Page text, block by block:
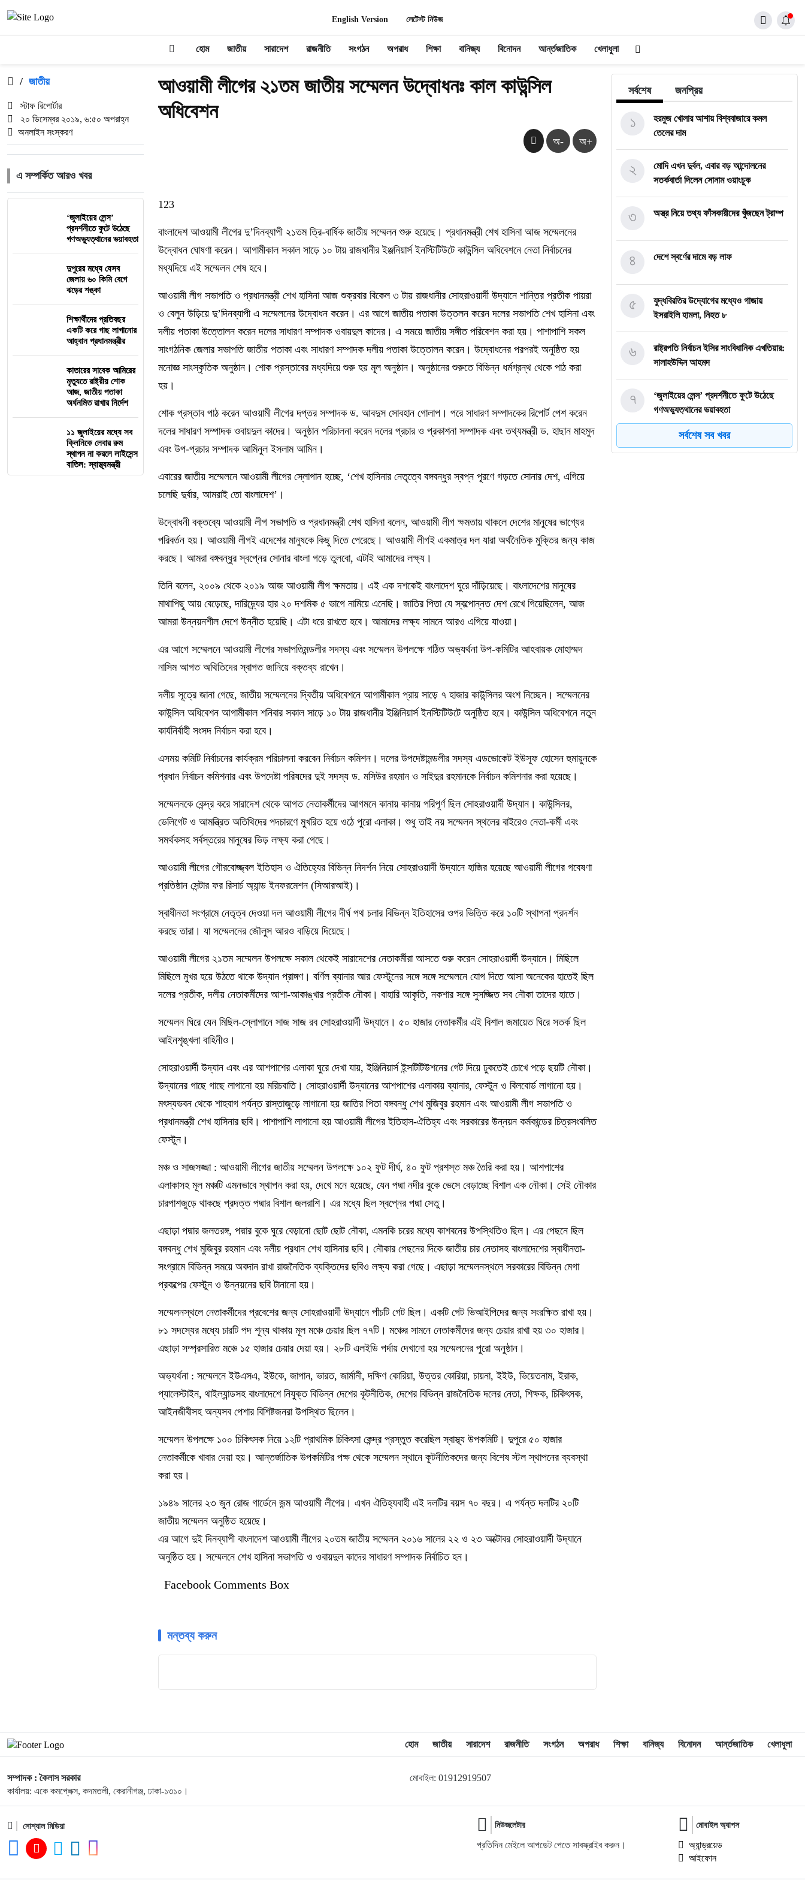
English Version লেটেস্ট নিউজ
হোম জাতীয় সারাদেশ রাজনীতি সংগঠন অপরাধ শিক্ষা বানিজ্য বিনোদন আর্ন্তজাতিক খেলাধুলা
/ জাতীয়
স্টাফ রিপোর্টার
২০ ডিসেম্বর ২০১৯, ৬:৫০ অপরাহ্ন
অনলাইন সংস্করণ
এ সম্পর্কিত আরও খবর
‘জুলাইয়ের লেন্স’
প্রদর্শনীতে ফুটে উঠেছে
গণঅভ্যুত্থানের ভয়াবহতা
দুপুরের মধ্যে যেসব
জেলায় ৬০ কিমি বেগে
ঝড়ের শঙ্কা
শিক্ষার্থীদের প্রতিবছর
একটি করে গাছ লাগানোর
আহ্বান প্রধানমন্ত্রীর
কাতারের সাবেক আমিরের
মৃত্যুতে রাষ্ট্রীয় শোক
আজ, জাতীয় পতাকা
অর্ধনমিত রাখার নির্দেশ
১১ জুলাইয়ের মধ্যে সব
ক্লিনিকে লেবার রুম
স্থাপন না করলে লাইসেন্স
বাতিল: স্বাস্থ্যমন্ত্রী
আওয়ামী লীগের ২১তম জাতীয় সম্মেলন উদ্বোধনঃ কাল কাউন্সিল
অধিবেশন
অ- অ+
123
বাংলাদেশ আওয়ামী লীগের দু’দিনব্যাপী ২১তম ত্রি-বার্ষিক জাতীয় সম্মেলন শুরু হয়েছে। প্রধানমন্ত্রী শেখ হাসিনা আজ সম্মেলনের
উদ্বোধন ঘোষণা করেন। আগামীকাল সকাল সাড়ে ১০ টায় রাজধানীর ইঞ্জনিয়ার্স ইনস্টিটিউটে কাউন্সিল অধিবেশনে নেতা নির্বাচনের
মধ্যদিয়ে এই সম্মেলন শেষ হবে।
আওয়ামী লীগ সভাপতি ও প্রধানমন্ত্রী শেখ হাসিনা আজ শুক্রবার বিকেল ৩ টায় রাজধানীর সোহরাওয়ার্দী উদ্যানে শান্তির প্রতীক পায়রা
ও বেলুন উড়িয়ে দু’দিনব্যাপী এ সম্মেলনের উদ্বোধন করেন। এর আগে জাতীয় পতাকা উত্তলন করেন দলের সভাপতি শেখ হাসিনা এবং
দলীয় পতাকা উত্তোলন করেন দলের সাধারণ সম্পাদক ওবায়দুল কাদের। এ সময়ে জাতীয় সঙ্গীত পরিবেশন করা হয়। পাশাপাশি সকল
সাংগঠনিক জেলার সভাপতি জাতীয় পতাকা এবং সাধারণ সম্পাদক দলীয় পতাকা উত্তোলন করেন। উদ্বোধনের পরপরই অনুষ্ঠিত হয়
মনোজ্ঞ সাংস্কৃতিক অনুষ্ঠান। শোক প্রস্তাবের মধ্যদিয়ে শুরু হয় মূল অনুষ্ঠান। অনুষ্ঠানের শুরুতে বিভিন্ন ধর্মগ্রন্থ থেকে পাঠ করা
হয়।
শোক প্রস্তাব পাঠ করেন আওয়ামী লীগের দপ্তর সম্পাদক ড. আবদুস সোবহান গোলাপ। পরে সাধারণ সম্পাদকের রিপোর্ট পেশ করেন
দলের সাধারণ সম্পাদক ওবায়দুল কাদের। অনুষ্ঠান পরিচালনা করেন দলের প্রচার ও প্রকাশনা সম্পাদক এবং তথ্যমন্ত্রী ড. হাছান মাহমুদ
এবং উপ-প্রচার সম্পাদক আমিনুল ইসলাম আমিন।
এবারের জাতীয় সম্মেলনে আওয়ামী লীগের স্লোগান হচ্ছে, ‘শেখ হাসিনার নেতৃত্বে বঙ্গবন্ধুর স্বপ্ন পূরণে গড়তে সোনার দেশ, এগিয়ে
চলেছি দুর্বার, আমরাই তো বাংলাদেশ’।
উদ্বোধনী বক্তব্যে আওয়ামী লীগ সভাপতি ও প্রধানমন্ত্রী শেখ হাসিনা বলেন, আওয়ামী লীগ ক্ষমতায় থাকলে দেশের মানুষের ভাগ্যের
পরিবর্তন হয়। আওয়ামী লীগই এদেশের মানুষকে কিছু দিতে পেরেছে। আওয়ামী লীগই একমাত্র দল যারা অর্থনৈতিক মুক্তির জন্য কাজ
করছে। আমরা বঙ্গবন্ধুর স্বপ্নের সোনার বাংলা গড়ে তুলবো, এটাই আমাদের লক্ষ্য।
তিনি বলেন, ২০০৯ থেকে ২০১৯ আজ আওয়ামী লীগ ক্ষমতায়। এই এক দশকেই বাংলাদেশ ঘুরে দাঁড়িয়েছে। বাংলাদেশের মানুষের
মাথাপিছু আয় বেড়েছে, দারিদ্র্যের হার ২০ দশমিক ৫ ভাগে নামিয়ে এনেছি। জাতির পিতা যে স্বল্পোন্নত দেশ রেখে গিয়েছিলেন, আজ
আমরা উন্নয়নশীল দেশে উন্নীত হয়েছি। এটা ধরে রাখতে হবে। আমাদের লক্ষ্য সামনে আরও এগিয়ে যাওয়া।
এর আগে সম্মেলনে আওয়ামী লীগের সভাপতিমন্ডলীর সদস্য এবং সম্মেলন উপলক্ষে গঠিত অভ্যর্থনা উপ-কমিটির আহবায়ক মোহাম্মদ
নাসিম আগত অথিতিদের স্বাগত জানিয়ে বক্তব্য রাখেন।
দলীয় সূত্রে জানা গেছে, জাতীয় সম্মেলনের দ্বিতীয় অধিবেশনে আগামীকাল প্রায় সাড়ে ৭ হাজার কাউন্সিলর অংশ নিচ্ছেন। সম্মেলনের
কাউন্সিল অধিবেশন আগামীকাল শনিবার সকাল সাড়ে ১০ টায় রাজধানীর ইঞ্জিনিয়ার্স ইনস্টিটিউটে অনুষ্ঠিত হবে। কাউন্সিল অধিবেশনে নতুন
কার্যনির্বাহী সংসদ নির্বাচন করা হবে।
এসময় কমিটি নির্বাচনের কার্যক্রম পরিচালনা করবেন নির্বাচন কমিশন। দলের উপদেষ্টামন্ডলীর সদস্য এডভোকেট ইউসূফ হোসেন হুমায়ুনকে
প্রধান নির্বাচন কমিশনার এবং উপদেষ্টা পরিষদের দুই সদস্য ড. মসিউর রহমান ও সাইদুর রহমানকে নির্বাচন কমিশনার করা হয়েছে।
সম্মেলনকে কেন্দ্র করে সারাদেশ থেকে আগত নেতাকর্মীদের আগমনে কানায় কানায় পরিপূর্ণ ছিল সোহরাওয়ার্দী উদ্যান। কাউন্সিলর,
ডেলিগেট ও আমন্ত্রিত অতিথিদের পদচারণে মুখরিত হয়ে ওঠে পুরো এলাকা। শুধু তাই নয় সম্মেলন স্থলের বাইরেও নেতা-কর্মী এবং
সমর্থকসহ সর্বস্তরের মানুষের ভিড় লক্ষ্য করা গেছে।
আওয়ামী লীগের গৌরবোজ্জ্বল ইতিহাস ও ঐতিহ্যের বিভিন্ন নিদর্শন নিয়ে সোহরাওয়ার্দী উদ্যানে হাজির হয়েছে আওয়ামী লীগের গবেষণা
প্রতিষ্ঠান সেন্টার ফর রিসার্চ অ্যান্ড ইনফরমেশন (সিআরআই)।
স্বাধীনতা সংগ্রামে নেতৃত্ব দেওয়া দল আওয়ামী লীগের দীর্ঘ পথ চলার বিভিন্ন ইতিহাসের ওপর ভিত্তি করে ১০টি স্থাপনা প্রদর্শন
করছে তারা। যা সম্মেলনের জৌলুস আরও বাড়িয়ে দিয়েছে।
আওয়ামী লীগের ২১তম সম্মেলন উপলক্ষে সকাল থেকেই সারাদেশের নেতাকর্মীরা আসতে শুরু করেন সোহরাওয়ার্দী উদ্যানে। মিছিলে
মিছিলে মুখর হয়ে উঠতে থাকে উদ্যান প্রাঙ্গণ। বর্ণিল ব্যানার আর ফেস্টুনের সঙ্গে সঙ্গে সম্মেলনে যোগ দিতে আসা অনেকের হাতেই ছিল
দলের প্রতীক, দলীয় নেতাকর্মীদের আশা-আকাঙ্খার প্রতীক নৌকা। বাহারি আকৃতি, নকশার সঙ্গে সুসজ্জিত সব নৌকা তাদের হাতে।
সম্মেলন ঘিরে যেন মিছিল-স্লোগানে সাজ সাজ রব সোহরাওয়ার্দী উদ্যানে। ৫০ হাজার নেতাকর্মীর এই বিশাল জমায়েত ঘিরে সতর্ক ছিল
আইনশৃঙ্খলা বাহিনীও।
সোহরাওয়ার্দী উদ্যান এবং এর আশপাশের এলাকা ঘুরে দেখা যায়, ইঞ্জিনিয়ার্স ইন্সটিটিউশনের গেট দিয়ে ঢুকতেই চোখে পড়ে ছয়টি নৌকা।
উদ্যানের গাছে গাছে লাগানো হয় মরিচবাতি। সোহরাওয়ার্দী উদ্যানের আশপাশের এলাকায় ব্যানার, ফেস্টুন ও বিলবোর্ড লাগানো হয়।
মৎস্যভবন থেকে শাহবাগ পর্যন্ত রাস্তাজুড়ে লাগানো হয় জাতির পিতা বঙ্গবন্ধু শেখ মুজিবুর রহমান এবং আওয়ামী লীগ সভাপতি ও
প্রধানমন্ত্রী শেখ হাসিনার ছবি। পাশাপাশি লাগানো হয় আওয়ামী লীগের ইতিহাস-ঐতিহ্য এবং সরকারের উন্নয়ন কর্মকান্ডের চিত্রসংবলিত
ফেস্টুন।
মঞ্চ ও সাজসজ্জা : আওয়ামী লীগের জাতীয় সম্মেলন উপলক্ষে ১০২ ফুট দীর্ঘ, ৪০ ফুট প্রশস্ত মঞ্চ তৈরি করা হয়। আশপাশের
এলাকাসহ মূল মঞ্চটি এমনভাবে স্থাপন করা হয়, দেখে মনে হয়েছে, যেন পদ্মা নদীর বুকে ভেসে বেড়াচ্ছে বিশাল এক নৌকা। সেই নৌকার
চারপাশজুড়ে থাকছে প্রদত্ত পদ্মার বিশাল জলরাশি। এর মধ্যে ছিল স্বপ্নের পদ্মা সেতু।
এছাড়া পদ্মার জলতরঙ্গ, পদ্মার বুকে ঘুরে বেড়ানো ছোট ছোট নৌকা, এমনকি চরের মধ্যে কাশবনের উপস্থিতিও ছিল। এর পেছনে ছিল
বঙ্গবন্ধু শেখ মুজিবুর রহমান এবং দলীয় প্রধান শেখ হাসিনার ছবি। নৌকার পেছনের দিকে জাতীয় চার নেতাসহ বাংলাদেশের স্বাধীনতা-
সংগ্রামে বিভিন্ন সময়ে অবদান রাখা রাজনৈতিক ব্যক্তিদের ছবিও লক্ষ্য করা গেছে। এছাড়া সম্মেলনস্থলে সরকারের বিভিন্ন মেগা
প্রকল্পের ফেস্টুন ও উন্নয়নের ছবি টানানো হয়।
সম্মেলনস্থলে নেতাকর্মীদের প্রবেশের জন্য সোহরাওয়ার্দী উদ্যানে পাঁচটি গেট ছিল। একটি গেট ভিআইপিদের জন্য সংরক্ষিত রাখা হয়।
৮১ সদস্যের মধ্যে চারটি পদ শূন্য থাকায় মূল মঞ্চে চেয়ার ছিল ৭৭টি। মঞ্চের সামনে নেতাকর্মীদের জন্য চেয়ার রাখা হয় ৩০ হাজার।
এছাড়া সম্প্রসারিত মঞ্চে ১৫ হাজার চেয়ার দেয়া হয়। ২৮টি এলইডি পর্দায় দেখানো হয় সম্মেলনের পুরো অনুষ্ঠান।
অভ্যর্থনা : সম্মেলনে ইউএসএ, ইউকে, জাপান, ভারত, জার্মানী, দক্ষিণ কোরিয়া, উত্তর কোরিয়া, চায়না, ইইউ, ভিয়েতনাম, ইরাক,
প্যালেস্টাইন, থাইল্যান্ডসহ বাংলাদেশে নিযুক্ত বিভিন্ন দেশের কূটনীতিক, দেশের বিভিন্ন রাজনৈতিক দলের নেতা, শিক্ষক, চিকিৎসক,
আইনজীবীসহ অন্যসব পেশার বিশিষ্টজনরা উপস্থিত ছিলেন।
সম্মেলন উপলক্ষে ১০০ চিকিৎসক নিয়ে ১২টি প্রাথমিক চিকিৎসা কেন্দ্র প্রস্তুত করেছিল স্বাস্থ্য উপকমিটি। দুপুরে ৫০ হাজার
নেতাকর্মীকে খাবার দেয়া হয়। আন্তর্জাতিক উপকমিটির পক্ষ থেকে সম্মেলন স্থানে কূটনীতিকদের জন্য বিশেষ স্টল স্থাপনের ব্যবস্থা
করা হয়।
১৯৪৯ সালের ২৩ জুন রোজ গার্ডেনে জন্ম আওয়ামী লীগের। এখন ঐতিহ্যবাহী এই দলটির বয়স ৭০ বছর। এ পর্যন্ত দলটির ২০টি
জাতীয় সম্মেলন অনুষ্ঠিত হয়েছে।
এর আগে দুই দিনব্যাপী বাংলাদেশ আওয়ামী লীগের ২০তম জাতীয় সম্মেলন ২০১৬ সালের ২২ ও ২৩ অক্টোবর সোহরাওয়ার্দী উদ্যানে
অনুষ্ঠিত হয়। সম্মেলনে শেখ হাসিনা সভাপতি ও ওবায়দুল কাদের সাধারণ সম্পাদক নির্বাচিত হন।
Facebook Comments Box
মন্তব্য করুন
সর্বশেষ জনপ্রিয়
হরমুজ খোলার আশায় বিশ্ববাজারে কমল
তেলের দাম
১
মোদি এখন দুর্বল, এবার বড় আন্দোলনের
সতর্কবার্তা দিলেন সোনাম ওয়াংচুক
২
অস্ত্র নিয়ে তথ্য ফাঁসকারীদের খুঁজছেন ট্রাম্প
৩
দেশে স্বর্ণের দামে বড় লাফ
৪
যুদ্ধবিরতির উদ্যোগের মধ্যেও গাজায়
ইসরাইলি হামলা, নিহত ৮
৫
রাষ্ট্রপতি নির্বাচন ইসির সাংবিধানিক এখতিয়ার:
সালাহউদ্দিন আহমদ
৬
‘জুলাইয়ের লেন্স’ প্রদর্শনীতে ফুটে উঠেছে
গণঅভ্যুত্থানের ভয়াবহতা
৭
৮
সর্বশেষ সব খবর
হোম জাতীয় সারাদেশ রাজনীতি সংগঠন অপরাধ শিক্ষা বানিজ্য বিনোদন আর্ন্তজাতিক খেলাধুলা
সম্পাদক : কৈলাস সরকার
কার্যালয়: একে কমপ্লেক্স, কদমতলী, কেরানীগঞ্জ, ঢাকা-১৩১০।
মোবাইল: 01912919507
সোশ্যাল মিডিয়া নিউজলেটার
প্রতিদিন মেইলে আপডেট পেতে সাবস্ক্রাইব করুন।
মোবাইল অ্যাপস
অ্যান্ড্রয়েড
আইফোন